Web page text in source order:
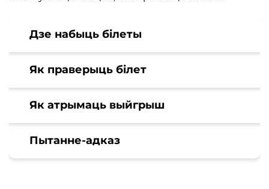
Дзе набыць білеты
Як праверыць білет
Як атрымаць выйгрыш
Пытанне-адказ